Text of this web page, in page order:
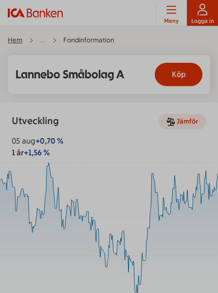
Meny Logga in
Hem ... Fondinformation
Lannebo Småbolag A Köp
Utveckling Jämför
05 aug+0,70 %
1 år+1,56 %